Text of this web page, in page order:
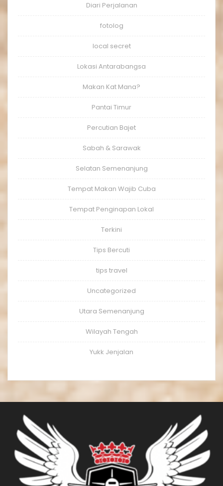
Diari Perjalanan
fotolog
local secret
Lokasi Antarabangsa
Makan Kat Mana?
Pantai Timur
Percutian Bajet
Sabah & Sarawak
Selatan Semenanjung
Tempat Makan Wajib Cuba
Tempat Penginapan Lokal
Terkini
Tips Bercuti
tips travel
Uncategorized
Utara Semenanjung
Wilayah Tengah
Yukk Jenjalan